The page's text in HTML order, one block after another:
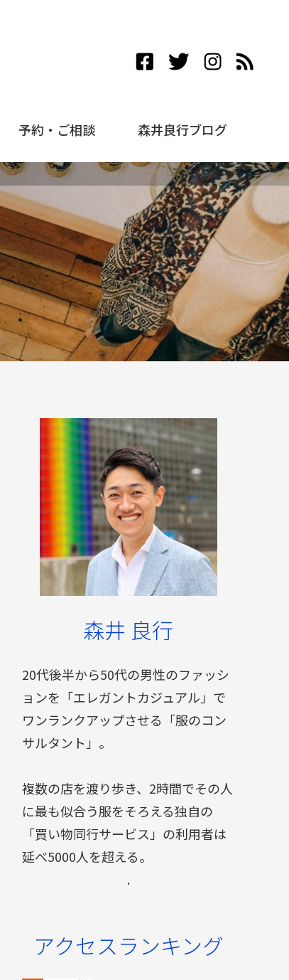
予約・ご相談 森井良行ブログ
森井 良行
20代後半から50代の男性のファッシ
ョンを「エレガントカジュアル」で
ワンランクアップさせる「服のコン
サルタント」。
複数の店を渡り歩き、2時間でその人
に最も似合う服をそろえる独自の
「買い物同行サービス」の利用者は
延べ5000人を超える。
.
アクセスランキング